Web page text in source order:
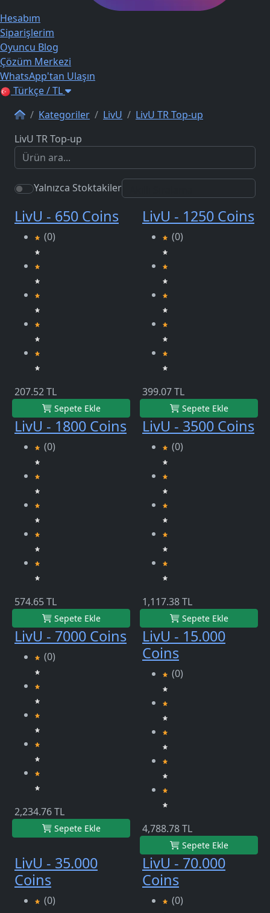
Hesabım
Siparişlerim
Oyuncu Blog
Çözüm Merkezi
WhatsApp'tan Ulaşın
Türkçe / TL
Kategoriler
LivU
LivU TR Top-up
LivU TR Top-up
Yalnızca Stoktakiler
LivU - 650 Coins
(0)
207.52 TL
Sepete Ekle
LivU - 1250 Coins
(0)
399.07 TL
Sepete Ekle
LivU - 1800 Coins
(0)
574.65 TL
Sepete Ekle
LivU - 3500 Coins
(0)
1,117.38 TL
Sepete Ekle
LivU - 7000 Coins
(0)
2,234.76 TL
Sepete Ekle
LivU - 15.000
Coins
(0)
4,788.78 TL
Sepete Ekle
LivU - 35.000
Coins
(0)
LivU - 70.000
Coins
(0)